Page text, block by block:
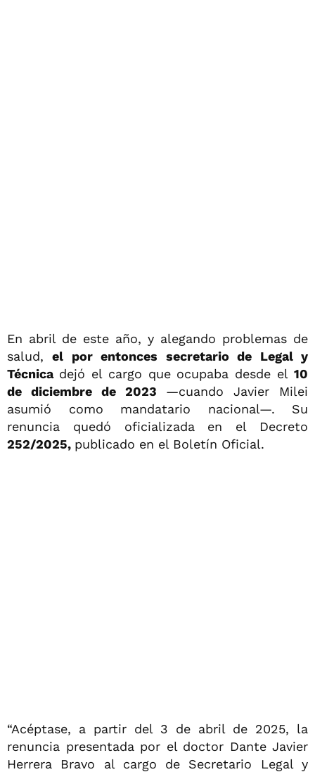
En abril de este año, y alegando problemas de
salud,el por entonces secretario de Legal y
Técnica dejó el cargo que ocupaba desde el 10
de diciembre de 2023 —cuando Javier Milei
asumió como mandatario nacional—. Su
renuncia quedó oficializada en el Decreto
252/2025, publicado en el Boletín Oficial.
“Acéptase, a partir del 3 de abril de 2025, la
renuncia presentada por el doctor Dante Javier
Herrera Bravo al cargo de Secretario Legal y